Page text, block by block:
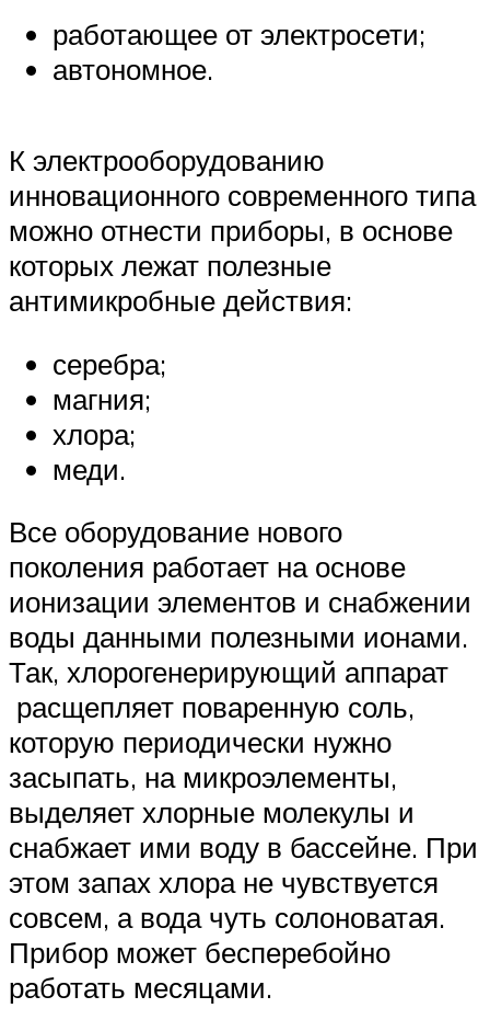
работающее от электросети;
автономное.
К электрооборудованию
инновационного современного типа
можно отнести приборы, в основе
которых лежат полезные
антимикробные действия:
серебра;
магния;
хлора;
меди.
Все оборудование нового
поколения работает на основе
ионизации элементов и снабжении
воды данными полезными ионами.
Так, хлорогенерирующий аппарат
расщепляет поваренную соль,
которую периодически нужно
засыпать, на микроэлементы,
выделяет хлорные молекулы и
снабжает ими воду в бассейне. При
этом запах хлора не чувствуется
совсем, а вода чуть солоноватая.
Прибор может бесперебойно
работать месяцами.